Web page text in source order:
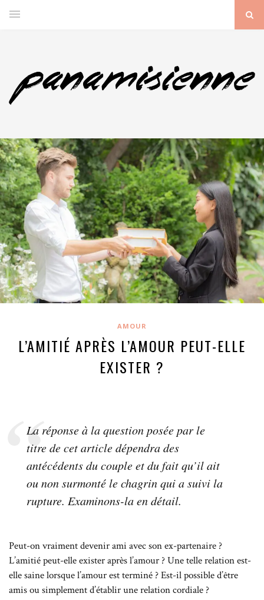
AMOUR
L’AMITIÉ APRÈS L’AMOUR PEUT-ELLE
EXISTER ?
La réponse à la question posée par le
titre de cet article dépendra des
antécédents du couple et du fait qu’il ait
ou non surmonté le chagrin qui a suivi la
rupture. Examinons-la en détail.
Peut-on vraiment devenir ami avec son ex-partenaire ?
L’amitié peut-elle exister après l’amour ? Une telle relation est-
elle saine lorsque l’amour est terminé ? Est-il possible d’être
amis ou simplement d’établir une relation cordiale ?